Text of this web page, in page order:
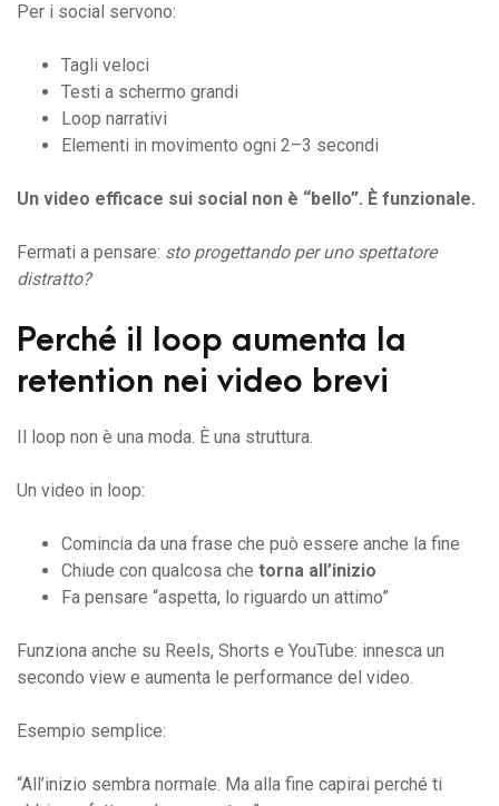
Per i social servono:
Tagli veloci
Testi a schermo grandi
Loop narrativi
Elementi in movimento ogni 2–3 secondi
Un video efficace sui social non è “bello”. È funzionale.
Fermati a pensare: sto progettando per uno spettatore
distratto?
Perché il loop aumenta la
retention nei video brevi
Il loop non è una moda. È una struttura.
Un video in loop:
Comincia da una frase che può essere anche la fine
Chiude con qualcosa che torna all’inizio
Fa pensare “aspetta, lo riguardo un attimo”
Funziona anche su Reels, Shorts e YouTube: innesca un
secondo view e aumenta le performance del video.
Esempio semplice:
“All’inizio sembra normale. Ma alla fine capirai perché ti